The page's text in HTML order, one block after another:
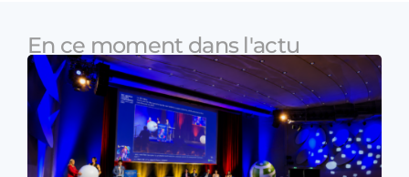
En ce moment dans l'actu